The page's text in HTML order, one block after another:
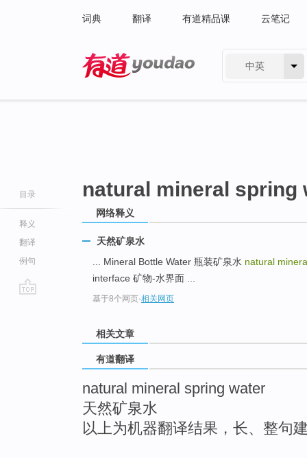
词典 翻译 有道精品课 云笔记
中英
目录
释义
翻译
例句
natural mineral spring
网络释义
天然矿泉水
... Mineral Bottle Water 瓶装矿泉水 natural
interface 矿物-水界面 ...
基于8个网页-相关网页
相关文章
有道翻译
natural mineral spring water
天然矿泉水
以上为机器翻译结果，长、整句